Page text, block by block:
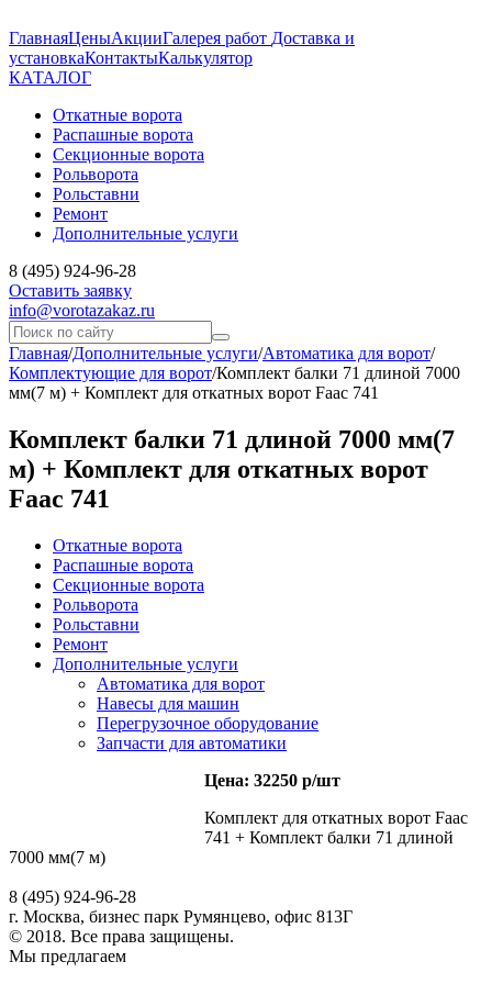
ГлавнаяЦеныАкцииГалерея работ Доставка и
установкаКонтактыКалькулятор
КАТАЛОГ
Откатные ворота
Распашные ворота
Секционные ворота
Рольворота
Рольставни
Ремонт
Дополнительные услуги
8 (495) 924-96-28
Оставить заявку
info@vorotazakaz.ru
Главная/Дополнительные услуги/Автоматика для ворот/
Комплектующие для ворот/Комплект балки 71 длиной 7000
мм(7 м) + Комплект для откатных ворот Faac 741
Комплект балки 71 длиной 7000 мм(7
м) + Комплект для откатных ворот
Faac 741
Откатные ворота
Распашные ворота
Секционные ворота
Рольворота
Рольставни
Ремонт
Дополнительные услуги
Автоматика для ворот
Навесы для машин
Перегрузочное оборудование
Запчасти для автоматики
Цена: 32250 р/шт
Комплект для откатных ворот Faac
741 + Комплект балки 71 длиной
7000 мм(7 м)
8 (495) 924-96-28
г. Москва, бизнес парк Румянцево, офис 813Г
© 2018. Все права защищены.
Мы предлагаем